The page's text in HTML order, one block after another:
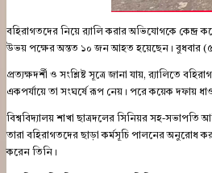
বহিরাগতদের নিয়ে র‍্যালি করার অভিযোগকে কেন্দ্র
উভয় পক্ষের অন্তত ১০ জন আহত হয়েছেন। বুধবার (৫
প্রত্যক্ষদর্শী ও সংশ্লিষ্ট সূত্রে জানা যায়, র‍্যালিতে
একপর্যায়ে তা সংঘর্ষে রূপ নেয়। পরে কয়েক দফায়
বিশ্ববিদ্যালয় শাখা ছাত্রদলের সিনিয়র সহ-
তারা বহিরাগতদের ছাড়া কর্মসূচি পালনের অনুরোধ
করেন তিনি।